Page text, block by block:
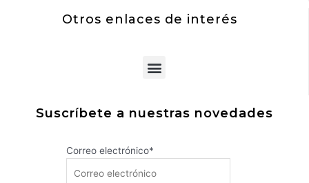
Otros enlaces de interés
Menu
Suscríbete a nuestras novedades
Correo electrónico*